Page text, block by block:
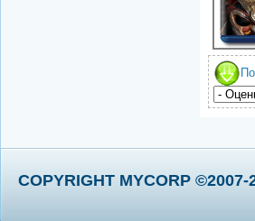
COPYRIGHT MYCORP ©2007-